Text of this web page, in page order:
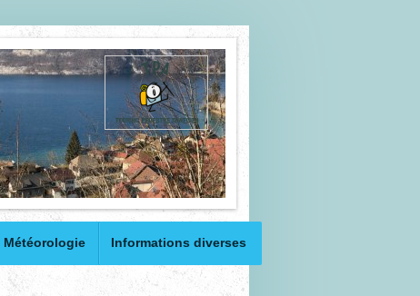
Météorologie Informations diverses